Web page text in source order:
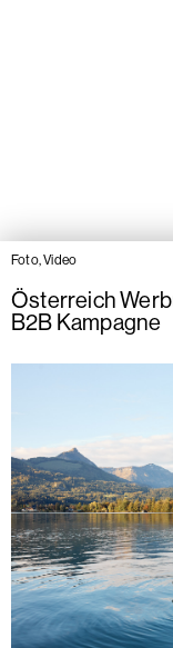
Foto, Video
Österreich
B2B Kampagne